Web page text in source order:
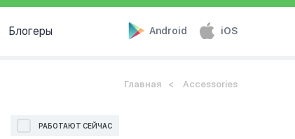
Блогеры Android iOS
Главная Accessories
РАБОТАЮТ СЕЙЧАС